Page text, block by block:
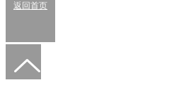
返回首页